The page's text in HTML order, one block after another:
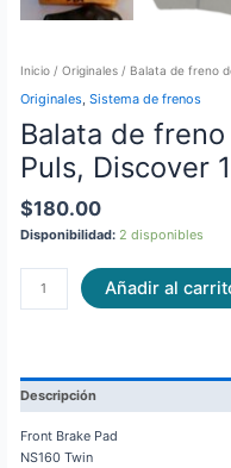
Inicio/ Originales/ Balata de freno
Originales, Sistema de frenos
Balata de
Puls, Discover
$180.00
Disponibilidad: 2 disponibles
Añadir al
Descripción
Front Brake Pad
NS160 Twin